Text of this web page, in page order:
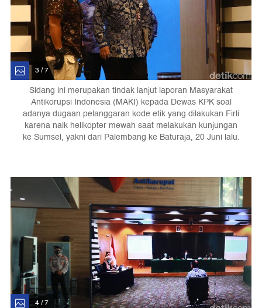
3 / 7
Sidang ini merupakan tindak lanjut laporan Masyarakat
Antikorupsi Indonesia (MAKI) kepada Dewas KPK soal
adanya dugaan pelanggaran kode etik yang dilakukan Firli
karena naik helikopter mewah saat melakukan kunjungan
ke Sumsel, yakni dari Palembang ke Baturaja, 20 Juni lalu.
4 / 7